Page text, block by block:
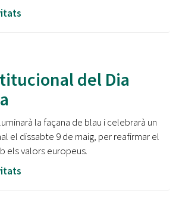
del Dia
la façana de blau i celebrarà un
el dissabte 9 de maig, per reafirmar el
els valors europeus.